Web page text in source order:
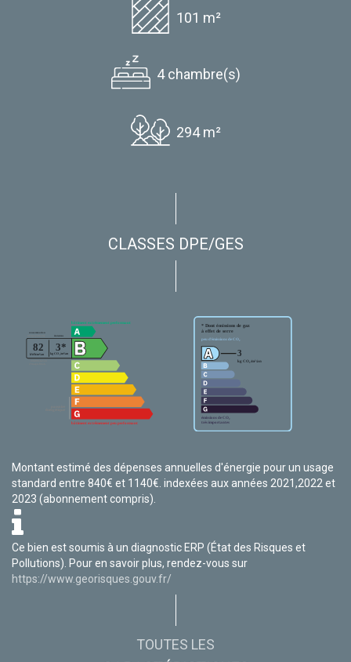
101 m²
4 chambre(s)
294 m²
CLASSES DPE/GES
Montant estimé des dépenses annuelles d'énergie pour un usage
standard entre 840€ et 1140€. indexées aux années 2021,2022 et
2023 (abonnement compris).
Ce bien est soumis à un diagnostic ERP (État des Risques et
Pollutions). Pour en savoir plus, rendez-vous sur
https://www.georisques.gouv.fr/
TOUTES LES